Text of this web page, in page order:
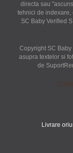
directa sau
tehnici de
SC Baby Verified
Copyright SC
asupra textelor si
de
Livrare